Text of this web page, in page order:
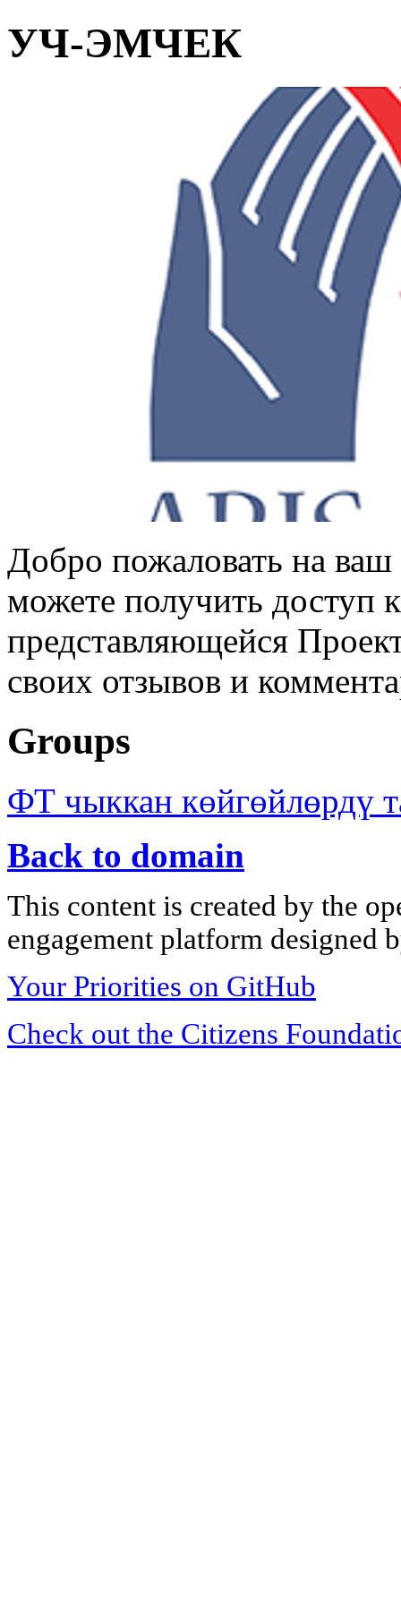
УЧ-ЭМЧЕК
Добро пожаловать на
можете получить доступ
представляющейся
своих отзывов и
Groups
ФТ чыккан көйгөйлөрдү
Back to domain
This content is created by the
engagement platform designed
Your Priorities on GitHub
Check out the Citizens